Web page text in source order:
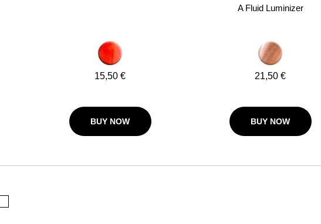
15,50 €
BUY NOW
A Fluid Luminizer
21,50 €
BUY NOW